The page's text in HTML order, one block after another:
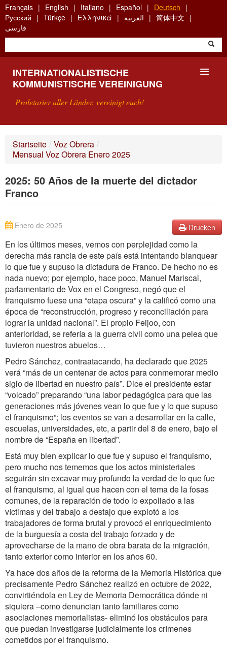
Skip
to
main
content
Français English Italiano Español
Deutsch
Русский
Türkçe Ελληνικά العربية
简体中文
فارسی
INTERNATIONALISTISCHE
KOMMUNISTISCHE VEREINIGUNG
Proletarier aller Länder, vereinigt euch!
WAS IST DIE IKV?
SUCHE
Startseite / Voz Obrera /
Mensual Voz Obrera Enero 2025
2025: 50 Años de la muerte del dictador
Franco
Drucken
Enero de 2025
En los últimos meses, vemos con perplejidad como la
derecha más rancia de este país está intentando blanquear
lo que fue y supuso la dictadura de Franco. De hecho no es
nada nuevo; por ejemplo, hace poco, Manuel Mariscal,
parlamentario de Vox en el Congreso, negó que el
franquismo fuese una “etapa oscura” y la calificó como una
época de “reconstrucción, progreso y reconciliación para
lograr la unidad nacional”. El propio Feijoo, con
anterioridad, se refería a la guerra civil como una pelea que
tuvieron nuestros abuelos…
Pedro Sánchez, contraatacando, ha declarado que 2025
verá “más de un centenar de actos para conmemorar medio
siglo de libertad en nuestro país”. Dice el presidente estar
“volcado” preparando “una labor pedagógica para que las
generaciones más jóvenes vean lo que fue y lo que supuso
el franquismo”; los eventos se van a desarrollar en la calle,
escuelas, universidades, etc, a partir del 8 de enero, bajo el
nombre de “España en libertad”.
Está muy bien explicar lo que fue y supuso el franquismo,
pero mucho nos tememos que los actos ministeriales
seguirán sin excavar muy profundo la verdad de lo que fue
el franquismo, al igual que hacen con el tema de la fosas
comunes, de la reparación de todo lo expoliado a las
víctimas y del trabajo a destajo que explotó a los
trabajadores de forma brutal y provocó el enriquecimiento
de la burguesía a costa del trabajo forzado y de
aprovecharse de la mano de obra barata de la migración,
tanto exterior como interior en los años 60.
Ya hace dos años de la reforma de la Memoria Histórica que
precisamente Pedro Sánchez realizó en octubre de 2022,
convirtiéndola en Ley de Memoria Democrática dónde ni
siquiera –como denuncian tanto familiares como
asociaciones memorialistas- eliminó los obstáculos para
que puedan investigarse judicialmente los crímenes
cometidos por el franquismo.